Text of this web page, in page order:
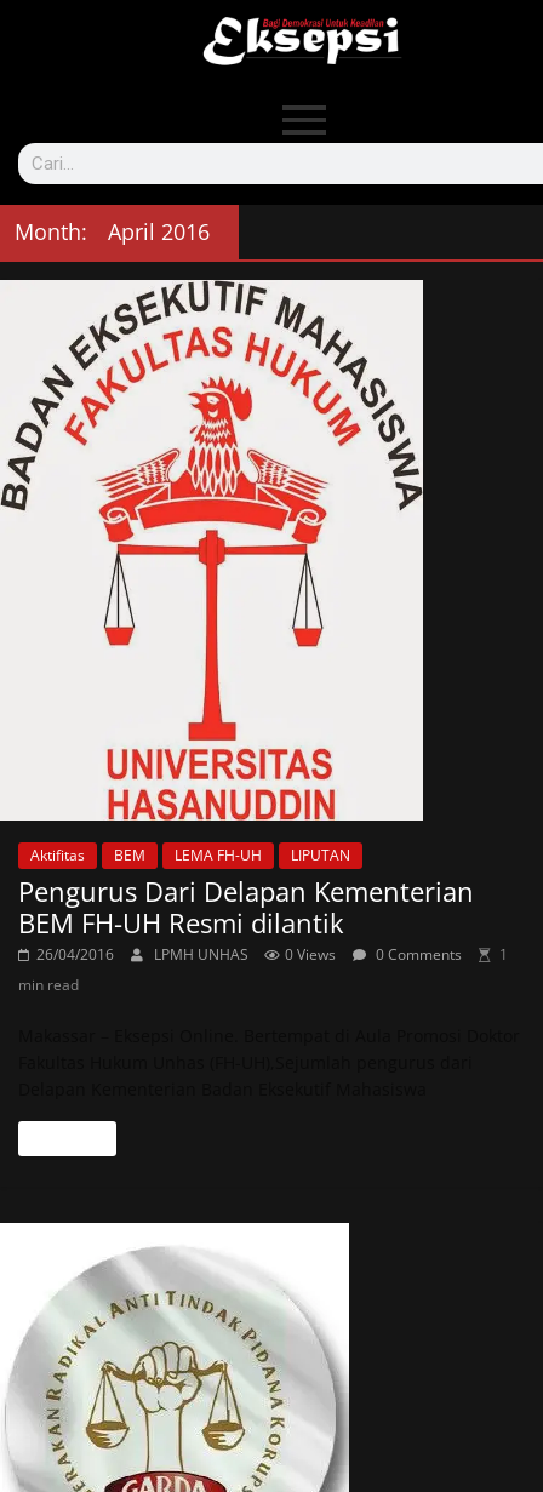
Month: April 2016
Aktifitas BEM LEMA FH-UH LIPUTAN
Pengurus Dari Delapan Kementerian
BEM FH-UH Resmi dilantik
26/04/2016 LPMH UNHAS 0 Views 0 Comments
1
min read